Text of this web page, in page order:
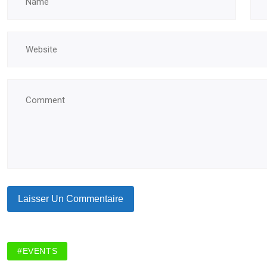
#EVENTS